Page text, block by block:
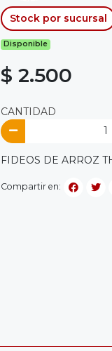
Stock por sucursal
Disponible
$ 2.500
CANTIDAD
FIDEOS DE ARROZ
Compartir en: